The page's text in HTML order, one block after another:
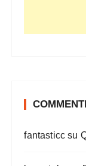
fantasticc su